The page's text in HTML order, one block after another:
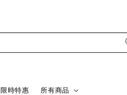
限時特惠 所有商品